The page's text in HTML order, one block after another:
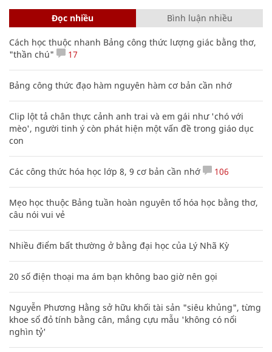
Đọc nhiều Bình luận nhiều
Cách học thuộc nhanh Bảng công thức lượng giác bằng thơ,
"thần chú"
17
Bảng công thức đạo hàm nguyên hàm cơ bản cần nhớ
Clip lột tả chân thực cảnh anh trai và em gái như 'chó với
mèo', người tinh ý còn phát hiện một vấn đề trong giáo dục
con
Các công thức hóa học lớp 8, 9 cơ bản cần nhớ 106
Mẹo học thuộc Bảng tuần hoàn nguyên tố hóa học bằng thơ,
câu nói vui vẻ
Nhiều điểm bất thường ở bằng đại học của Lý Nhã Kỳ
20 số điện thoại ma ám bạn không bao giờ nên gọi
Nguyễn Phương Hằng sở hữu khối tài sản "siêu khủng", từng
khoe sổ đỏ tính bằng cân, mắng cựu mẫu 'không có nổi
nghìn tỷ'